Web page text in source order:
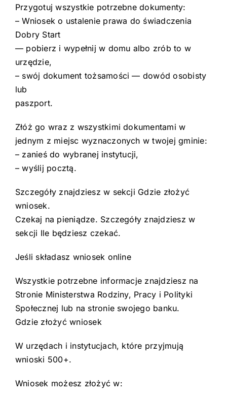
Przygotuj wszystkie potrzebne dokumenty:
– Wniosek o ustalenie prawa do świadczenia
Dobry Start
— pobierz i wypełnij w domu albo zrób to w
urzędzie,
– swój dokument tożsamości — dowód osobisty
lub
paszport.
Złóż go wraz z wszystkimi dokumentami w
jednym z miejsc wyznaczonych w twojej gminie:
– zanieś do wybranej instytucji,
– wyślij pocztą.
Szczegóły znajdziesz w sekcji Gdzie złożyć
wniosek.
Czekaj na pieniądze. Szczegóły znajdziesz w
sekcji Ile będziesz czekać.
Jeśli składasz wniosek online
Wszystkie potrzebne informacje znajdziesz na
Stronie Ministerstwa Rodziny, Pracy i Polityki
Społecznej lub na stronie swojego banku.
Gdzie złożyć wniosek
W urzędach i instytucjach, które przyjmują
wnioski 500+.
Wniosek możesz złożyć w: